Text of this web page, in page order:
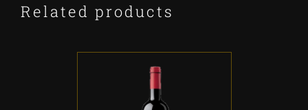
Related products